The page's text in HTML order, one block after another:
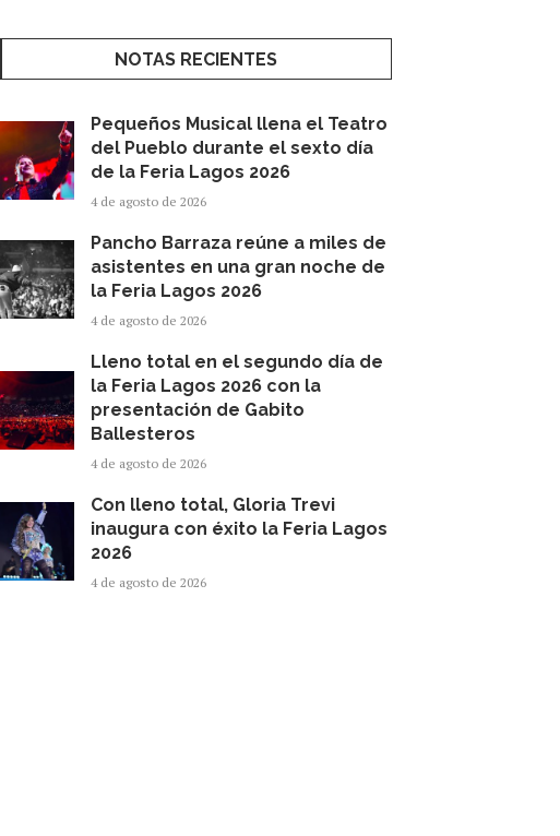
NOTAS RECIENTES
Pequeños Musical llena el Teatro
del Pueblo durante el sexto día
de la Feria Lagos 2026
4 de agosto de 2026
Pancho Barraza reúne a miles de
asistentes en una gran noche de
la Feria Lagos 2026
4 de agosto de 2026
Lleno total en el segundo día de
la Feria Lagos 2026 con la
presentación de Gabito
Ballesteros
4 de agosto de 2026
Con lleno total, Gloria Trevi
inaugura con éxito la Feria Lagos
2026
4 de agosto de 2026